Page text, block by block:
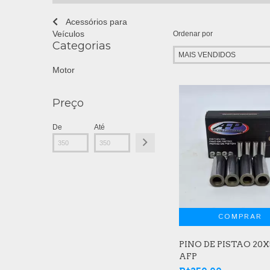
Acessórios para
Veículos
Categorias
Motor
Preço
De Até
Ordenar por
PINO DE PISTAO
AFP